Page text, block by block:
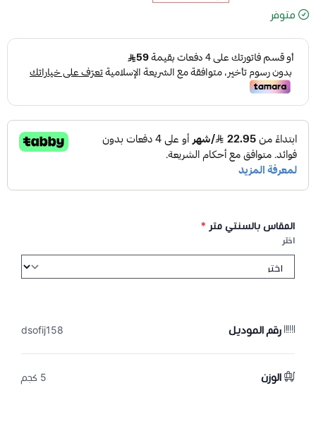
متوفر
المقاس بالسنتي متر *
اختر
رقم الموديل dsofij158
الوزن 5 كجم